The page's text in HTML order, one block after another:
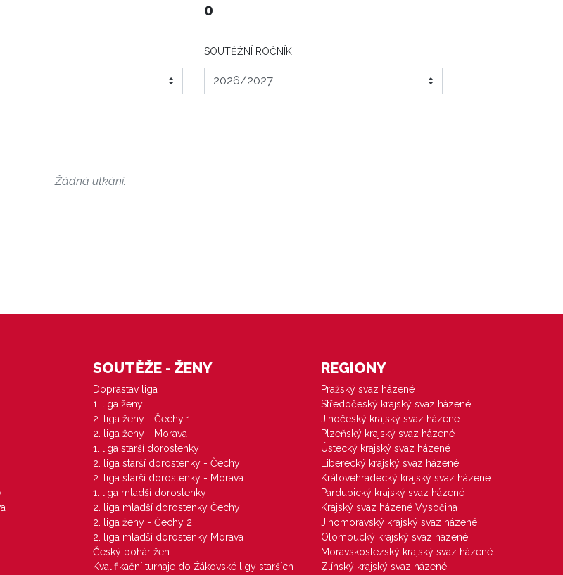
0
SOUTĚŽNÍ ROČNÍK
Žádná utkání.
SOUTĚŽE - ŽENY
Doprastav liga
1. liga ženy
2. liga ženy - Čechy 1
2. liga ženy - Morava
1. liga starší dorostenky
2. liga starší dorostenky - Čechy
2. liga starší dorostenky - Morava
1. liga mladší dorostenky
2. liga mladší dorostenky Čechy
2. liga ženy - Čechy 2
2. liga mladší dorostenky Morava
Český pohár žen
Kvalifikační turnaje do Žákovské ligy starších
REGIONY
Pražský svaz házené
Středočeský krajský svaz házené
Jihočeský krajský svaz házené
Plzeňský krajský svaz házené
Ústecký krajský svaz házené
Liberecký krajský svaz házené
Královéhradecký krajský svaz házené
Pardubický krajský svaz házené
Krajský svaz házené Vysočina
Jihomoravský krajský svaz házené
Olomoucký krajský svaz házené
Moravskoslezský krajský svaz házené
Zlínský krajský svaz házené